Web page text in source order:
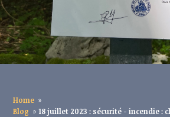
Home »
Blog » 18 juillet 2023 : sécurité - incendie :